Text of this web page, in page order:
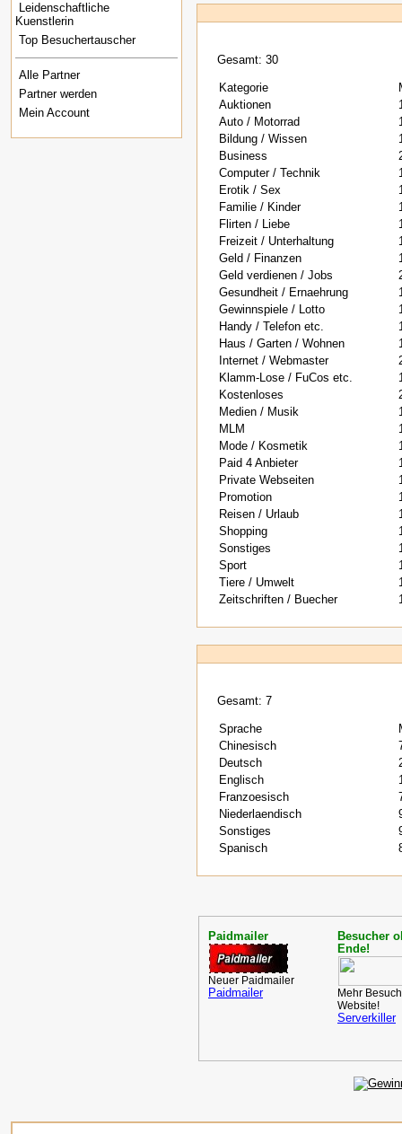
Leidenschaftliche
Kuenstlerin
Top Besuchertauscher
Alle Partner
Partner werden
Mein Account
Gesamt: 30
Kategorie
Auktionen
Auto / Motorrad
Bildung / Wissen
Business
Computer / Technik
Erotik / Sex
Familie / Kinder
Flirten / Liebe
Freizeit / Unterhaltung
Geld / Finanzen
Geld verdienen / Jobs
Gesundheit / Ernaehrung
Gewinnspiele / Lotto
Handy / Telefon etc.
Haus / Garten / Wohnen
Internet / Webmaster
Klamm-Lose / FuCos etc.
Kostenloses
Medien / Musik
MLM
Mode / Kosmetik
Paid 4 Anbieter
Private Webseiten
Promotion
Reisen / Urlaub
Shopping
Sonstiges
Sport
Tiere / Umwelt
Zeitschriften / Buecher
Gesamt: 7
Sprache
Chinesisch
Deutsch
Englisch
Franzoesisch
Niederlaendisch
Sonstiges
Spanisch
Paidmailer
Neuer Paidmailer
Paidmailer
Besucher
Ende!
Mehr
Website!
Serverkiller